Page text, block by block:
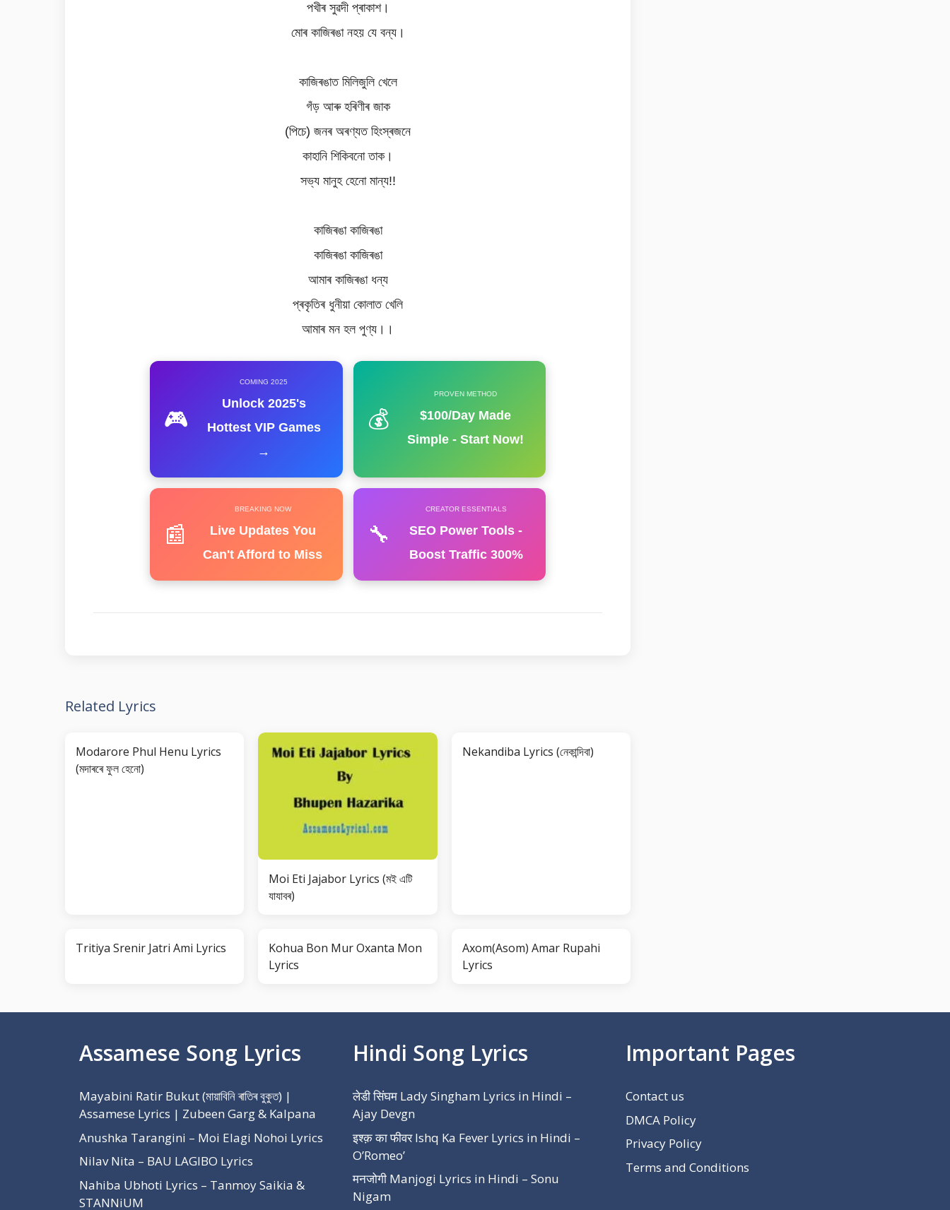
পখীৰ সুৱদী প্ৰাকাশ।
মোৰ কাজিৰঙা নহয় যে বন্য।
কাজিৰঙাত মিলিজুলি খেলে
গঁড় আৰু হৰিণীৰ জাক
(পিচে) জনৰ অৰণ্যত হিংস্ৰজনে
কাহানি শিকিবনো তাক।
সভ্য মানুহ হেনো মান্য!!
কাজিৰঙা কাজিৰঙা
কাজিৰঙা কাজিৰঙা
আমাৰ কাজিৰঙা ধন্য
প্ৰকৃতিৰ ধুনীয়া কোলাত খেলি
আমাৰ মন হল পুণ্য।।
🎮
COMING 2025
Unlock 2025's
Hottest VIP Games
→
💰
PROVEN METHOD
$100/Day Made
Simple - Start Now!
📰
BREAKING NOW
Live Updates You
Can't Afford to Miss
🔧
CREATOR ESSENTIALS
SEO Power Tools -
Boost Traffic 300%
Related Lyrics
Modarore Phul Henu Lyrics
(মদাৰৰে ফুল হেনো)
Moi Eti Jajabor Lyrics (মই এটি
যাযাবৰ)
Nekandiba Lyrics (নেকান্দিবা)
Tritiya Srenir Jatri Ami Lyrics
Kohua Bon Mur Oxanta Mon
Lyrics
Axom(Asom) Amar Rupahi
Lyrics
Assamese Song Lyrics
Mayabini Ratir Bukut (মায়াবিনি ৰাতিৰ বুকুত) |
Assamese Lyrics | Zubeen Garg & Kalpana
Anushka Tarangini – Moi Elagi Nohoi Lyrics
Nilav Nita – BAU LAGIBO Lyrics
Nahiba Ubhoti Lyrics – Tanmoy Saikia &
STANNiUM
Hindi Song Lyrics
लेडी सिंघम Lady Singham Lyrics in Hindi –
Ajay Devgn
इश्क़ का फीवर Ishq Ka Fever Lyrics in Hindi –
O’Romeo’
मनजोगी Manjogi Lyrics in Hindi – Sonu
Nigam
Important Pages
Contact us
DMCA Policy
Privacy Policy
Terms and Conditions